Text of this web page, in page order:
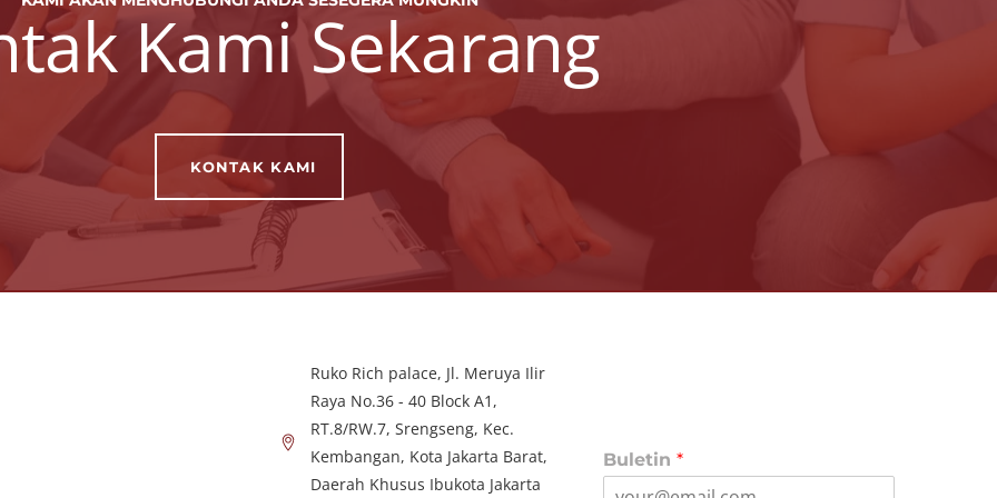
Kami Sekarang
KONTAK KAMI
Ruko Rich palace, Jl. Meruya Ilir
Raya No.36 - 40 Block A1,
RT.8/RW.7, Srengseng, Kec.
Kembangan, Kota Jakarta Barat,
Daerah Khusus Ibukota Jakarta
Buletin *